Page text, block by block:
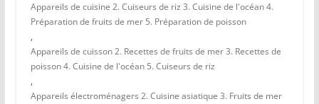
Appareils de cuisine 2. Cuiseurs de riz 3. Cuisine de l'océan 4.
Préparation de fruits de mer 5. Préparation de poisson
,
Appareils de cuisson 2. Recettes de fruits de mer 3. Recettes de
poisson 4. Cuisine de l'océan 5. Cuiseurs de riz
,
Appareils électroménagers 2. Cuisine asiatique 3. Fruits de mer